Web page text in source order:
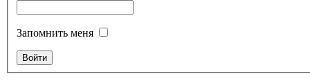
Запомнить меня